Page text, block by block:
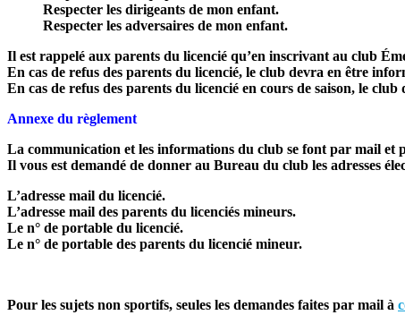
Respecter les dirigeants de mon enfant.
Respecter les adversaires de mon enfant.
Il est rappelé aux parents du licencié qu’en inscrivant au club
En cas de refus des parents du licencié, le club devra en être
En cas de refus des parents du licencié en cours de saison, le
Annexe du règlement
La communication et les informations du club se font par mail et
Il vous est demandé de donner au Bureau du club les adresses
L’adresse mail du licencié.
L’adresse mail des parents du licenciés mineurs.
Le n° de portable du licencié.
Le n° de portable des parents du licencié mineur.
Pour les sujets non sportifs, seules les demandes faites par mail à